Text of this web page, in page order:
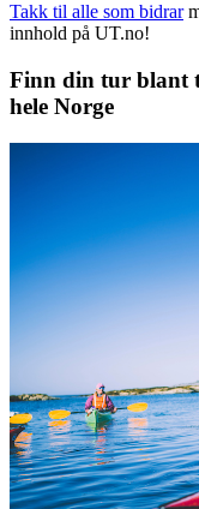
Takk til alle som bidrar
innhold på UT.no!
Finn din tur blant
hele Norge